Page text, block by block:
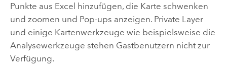
Punkte aus Excel hinzufügen, die Karte schwenken
und zoomen und Pop-ups anzeigen. Private Layer
und einige Kartenwerkzeuge wie beispielsweise die
Analysewerkzeuge stehen Gastbenutzern nicht zur
Verfügung.